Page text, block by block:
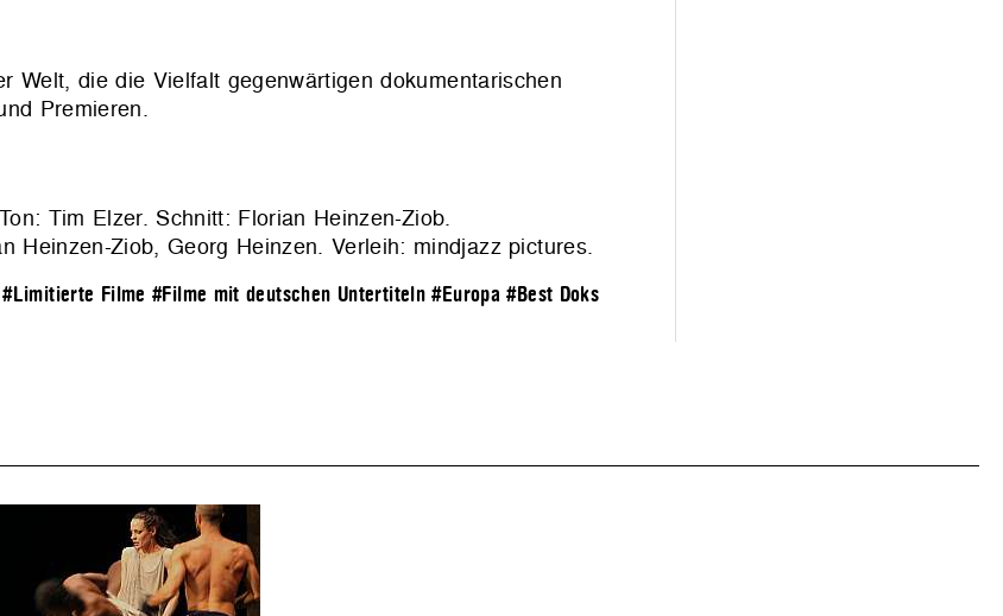
Welt, die die Vielfalt gegenwärtigen dokumentarischen
Premieren.
Tim Elzer. Schnitt: Florian Heinzen-Ziob.
Heinzen-Ziob, Georg Heinzen. Verleih: mindjazz pictures.
#Limitierte Filme #Filme mit deutschen Untertiteln #Europa #Best Doks